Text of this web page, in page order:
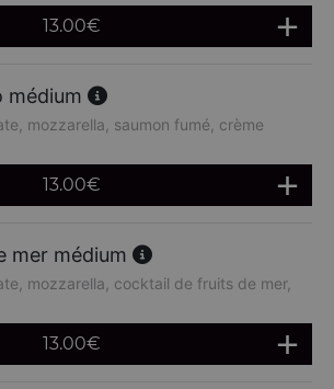
13.00€
médium
mozzarella, saumon fumé, crème
13.00€
mer médium
mozzarella, cocktail de fruits de mer,
13.00€